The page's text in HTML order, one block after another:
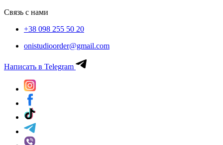
Связь с нами
+38 098 255 50 20
onistudioorder@gmail.com
Написать в Telegram